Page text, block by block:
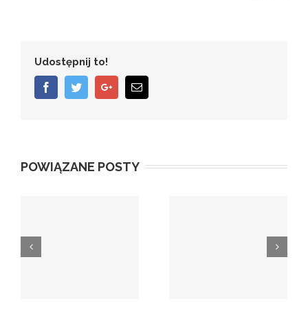
Udostępnij to!
FacebookTwitterGoogle+Email
POWIĄZANE POSTY
Patronaty